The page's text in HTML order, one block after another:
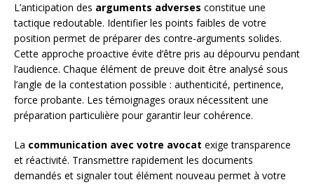
L’anticipation des arguments adverses constitue une
tactique redoutable. Identifier les points faibles de votre
position permet de préparer des contre-arguments solides.
Cette approche proactive évite d’être pris au dépourvu pendant
l’audience. Chaque élément de preuve doit être analysé sous
l’angle de la contestation possible : authenticité, pertinence,
force probante. Les témoignages oraux nécessitent une
préparation particulière pour garantir leur cohérence.
La communication avec votre avocat exige transparence
et réactivité. Transmettre rapidement les documents
demandés et signaler tout élément nouveau permet à votre